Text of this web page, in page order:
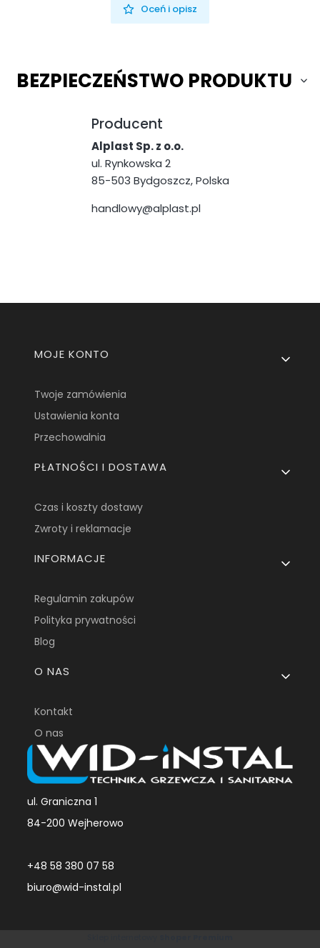
Oceń i opisz
BEZPIECZEŃSTWO PRODUKTU
Producent
Alplast Sp. z o.o.
ul. Rynkowska 2
85-503 Bydgoszcz, Polska
handlowy@alplast.pl
Linki w stopce
MOJE KONTO
Twoje zamówienia
Ustawienia konta
Przechowalnia
PŁATNOŚCI I DOSTAWA
Czas i koszty dostawy
Zwroty i reklamacje
INFORMACJE
Regulamin zakupów
Polityka prywatności
Blog
O NAS
Kontakt
O nas
ul. Graniczna 1
84-200 Wejherowo
+48 58 380 07 58
biuro@wid-instal.pl